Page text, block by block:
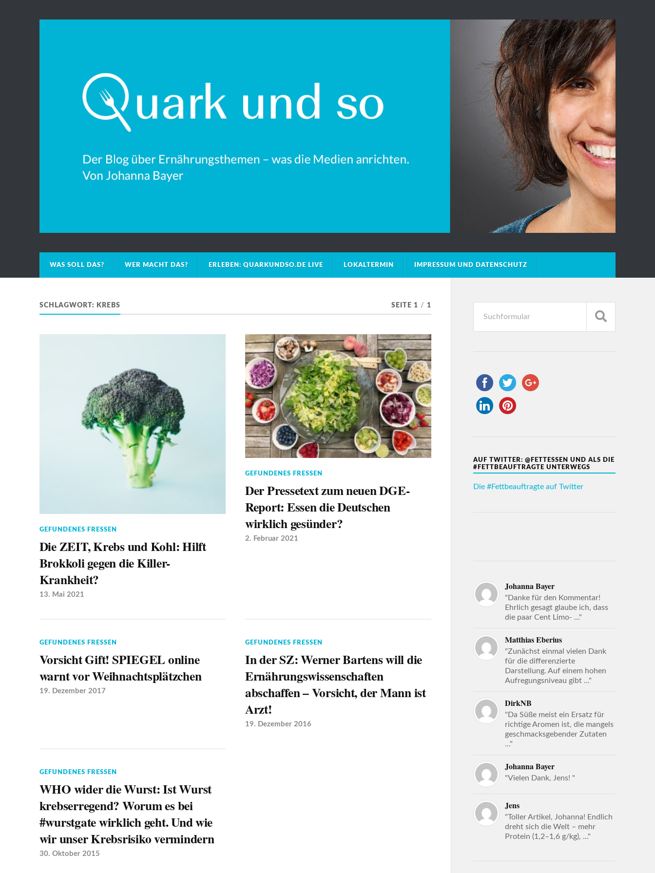
WAS SOLL DAS? WER MACHT DAS? ERLEBEN: QUARKUNDSO.DE LIVE LOKALTERMIN IMPRESSUM UND DATENSCHUTZ
SCHLAGWORT: KREBS SEITE 1 / 1
GEFUNDENES FRESSEN
Die ZEIT, Krebs und Kohl: Hilft
Brokkoli gegen die Killer-
Krankheit?
13. Mai 2021
GEFUNDENES FRESSEN
Der Pressetext zum neuen DGE-
Report: Essen die Deutschen
wirklich gesünder?
2. Februar 2021
GEFUNDENES FRESSEN
Vorsicht Gift! SPIEGEL online
warnt vor Weihnachtsplätzchen
19. Dezember 2017
GEFUNDENES FRESSEN
In der SZ: Werner Bartens will die
Ernährungswissenschaften
abschaffen – Vorsicht, der Mann ist
Arzt!
19. Dezember 2016
GEFUNDENES FRESSEN
WHO wider die Wurst: Ist Wurst
krebserregend? Worum es bei
#wurstgate wirklich geht. Und wie
wir unser Krebsrisiko vermindern
30. Oktober 2015
AUF TWITTER: @FETTESSEN UND ALS DIE
#FETTBEAUFTRAGTE UNTERWEGS
Die #Fettbeauftragte auf Twitter
Johanna Bayer
"Danke für den Kommentar!
Ehrlich gesagt glaube ich, dass
die paar Cent Limo- ..."
Matthias Eberius
"Zunächst einmal vielen Dank
für die differenzierte
Darstellung. Auf einem hohen
Aufregungsniveau gibt ..."
DirkNB
"Da Süße meist ein Ersatz für
richtige Aromen ist, die mangels
geschmacksgebender Zutaten
..."
Johanna Bayer
"Vielen Dank, Jens! "
Jens
"Toller Artikel, Johanna! Endlich
dreht sich die Welt – mehr
Protein (1,2–1,6 g/kg), ..."